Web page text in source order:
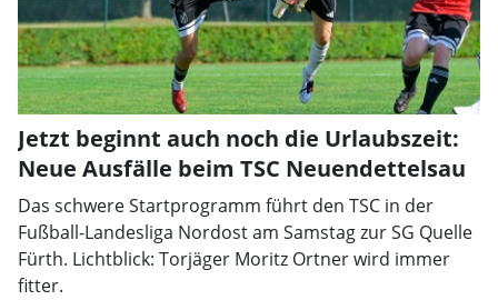
Jetzt beginnt auch noch die Urlaubszeit:
Neue Ausfälle beim TSC Neuendettelsau
Das schwere Startprogramm führt den TSC in der
Fußball-Landesliga Nordost am Samstag zur SG Quelle
Fürth. Lichtblick: Torjäger Moritz Ortner wird immer
fitter.